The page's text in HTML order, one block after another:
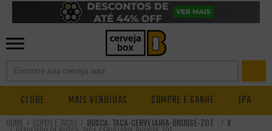
CLUBE MAIS VENDIDAS COMPRE E GANHE IPA
COPOS E TAÇAS BUSCA: TACA-CERVEJARIA-BRUGSE-ZOT X